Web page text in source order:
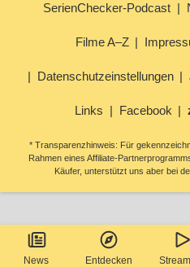
News Entdecken
SerienChecker-Podcast
Filme A–Z
Datenschutzeinstellungen
Links Facebook
* Transparenzhinweis: Für
Rahmen eines Affiliate-
Käufer, unterstützt uns aber bei